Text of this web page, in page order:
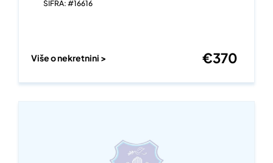
ŠIFRA: #16616
Više o nekretnini > €370